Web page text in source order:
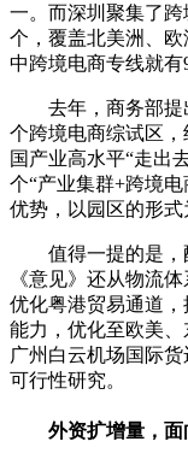
一。而深圳聚集了
个，覆盖北美洲、
中跨境电商专线就有
去年，商务部提出
个跨境电商综试区
国产业高水平“走出
个“产业集群+跨境
优势，以园区的形式
值得一提的是，配
《意见》还从物流
优化粤港贸易通道
能力，优化至欧美
广州白云机场国际
可行性研究。
外资扩增量，面